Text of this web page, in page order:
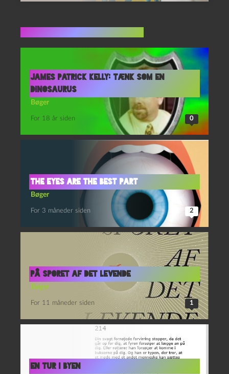
James Patrick Kelly: Tænk som en
dinosaurus
Bøger
For 18 år siden 0
The Eyes Are the Best Part
Bøger
For 3 måneder siden 2
På sporet af det levende
Bøger
For 11 måneder siden 1
En tur i byen